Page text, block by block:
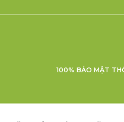
100% BẢO MẬT